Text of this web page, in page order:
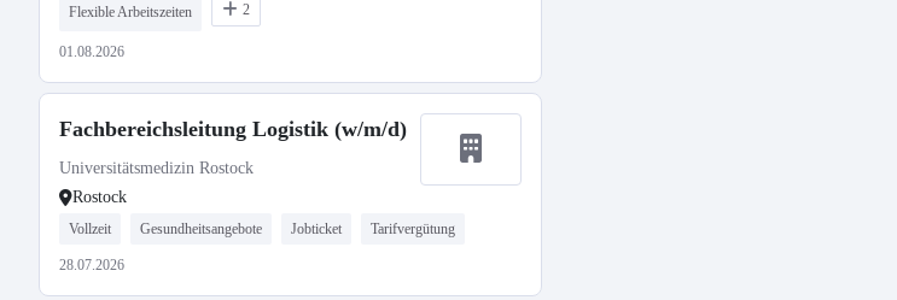
Flexible Arbeitszeiten 2
01.08.2026
Fachbereichsleitung Logistik (w/m/d)
Universitätsmedizin Rostock
Rostock
Vollzeit Gesundheitsangebote Jobticket Tarifvergütung
28.07.2026